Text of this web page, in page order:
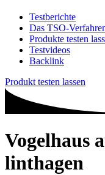
Testberichte
Das TSO-
Produkte testen
Testvideos
Backlink
Produkt testen lassen
Vogelhaus
linthagen